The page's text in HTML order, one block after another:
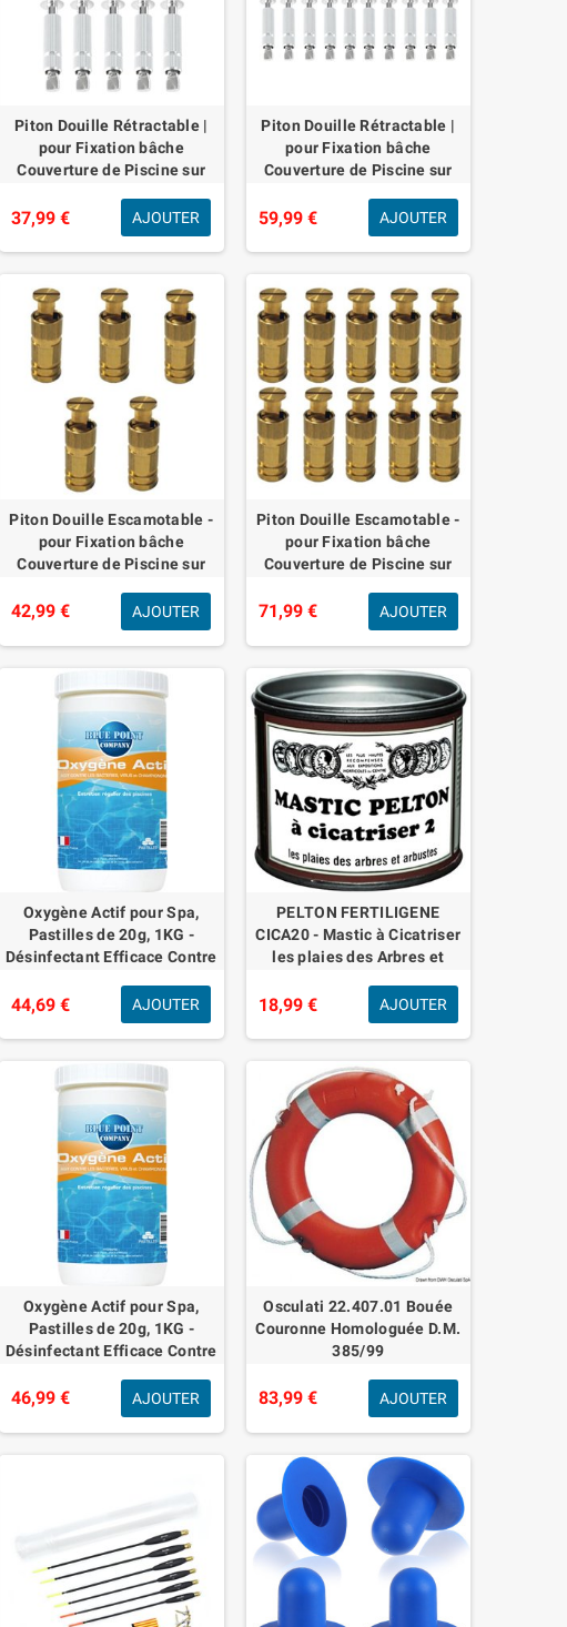
Piton Douille Rétractable |
pour Fixation bâche
Couverture de Piscine sur
Alu/INOX | Lot de 10 pièces -
37,99 € AJOUTER
Piton Douille Rétractable |
pour Fixation bâche
Couverture de Piscine sur
Alu/INOX | Lot de 20 pièces -
59,99 € AJOUTER
Piton Douille Escamotable -
pour Fixation bâche
Couverture de Piscine sur
Alu/INOX - Lot de 5 pièces -
42,99 € AJOUTER
Piton Douille Escamotable -
pour Fixation bâche
Couverture de Piscine sur
Alu/INOX - Lot de 10 pièces -
71,99 € AJOUTER
Oxygène Actif pour Spa,
Pastilles de 20g, 1KG -
Désinfectant Efficace Contre
Champignons – Traitement
de l’E
44,69 € AJOUTER
PELTON FERTILIGENE
CICA20 - Mastic à Cicatriser
les plaies des Arbres et
d'ornement 195 g - Guérit et
prot
18,99 € AJOUTER
Oxygène Actif pour Spa,
Pastilles de 20g, 1KG -
Désinfectant Efficace Contre
Champignons – Traitement
de l’E
46,99 € AJOUTER
Osculati 22.407.01 Bouée
Couronne Homologuée D.M.
385/99
83,99 € AJOUTER